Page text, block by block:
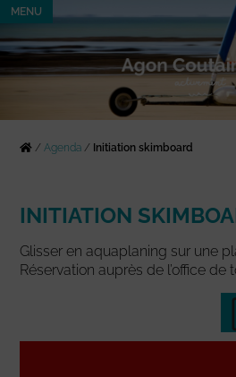
MENU
/Agenda / Initiation skimboard
INITIATION
Glisser en aquaplaning sur une
Réservation auprès de l’office de